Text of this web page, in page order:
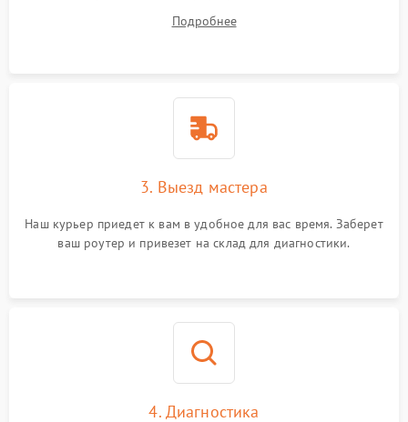
Подробнее
3. Выезд мастера
Наш курьер приедет к вам в удобное для вас время. Заберет
ваш роутер и привезет на склад для диагностики.
4. Диагностика